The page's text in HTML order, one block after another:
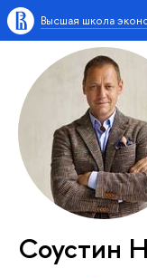
Высшая школа
Соустин